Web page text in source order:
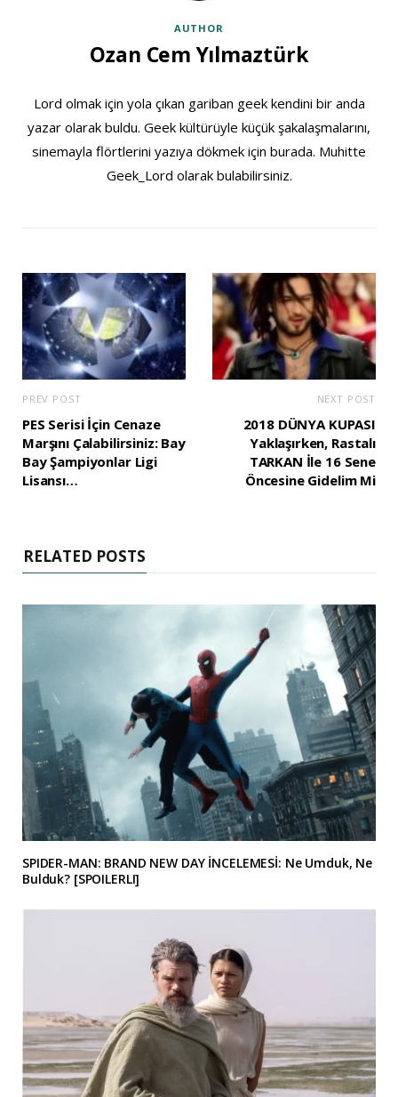
AUTHOR
Ozan Cem Yılmaztürk
Lord olmak için yola çıkan gariban geek kendini bir anda
yazar olarak buldu. Geek kültürüyle küçük şakalaşmalarını,
sinemayla flörtlerini yazıya dökmek için burada. Muhitte
Geek_Lord olarak bulabilirsiniz.
PREV POST
PES Serisi İçin Cenaze
Marşını Çalabilirsiniz: Bay
Bay Şampiyonlar Ligi
Lisansı…
NEXT POST
2018 DÜNYA KUPASI
Yaklaşırken, Rastalı
TARKAN İle 16 Sene
Öncesine Gidelim Mi
RELATED POSTS
SPIDER-MAN: BRAND NEW DAY İNCELEMESİ: Ne Umduk, Ne
Bulduk? [SPOILERLI]